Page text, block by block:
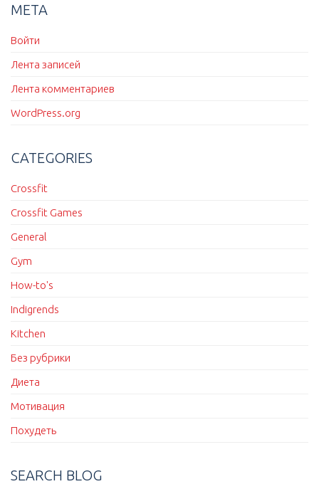
МЕТА
Войти
Лента записей
Лента комментариев
WordPress.org
CATEGORIES
Crossfit
Crossfit Games
General
Gym
How-to's
Indigrends
Kitchen
Без рубрики
Диета
Мотивация
Похудеть
SEARCH BLOG